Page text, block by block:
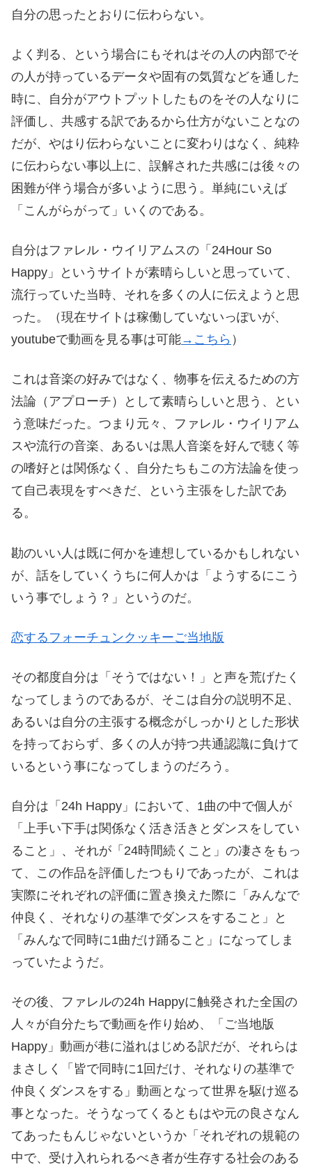
自分の思ったとおりに伝わらない。
よく判る、という場合にもそれはその人の内部でそ
の人が持っているデータや固有の気質などを通した
時に、自分がアウトプットしたものをその人なりに
評価し、共感する訳であるから仕方がないことなの
だが、やはり伝わらないことに変わりはなく、純粋
に伝わらない事以上に、誤解された共感には後々の
困難が伴う場合が多いように思う。単純にいえば
「こんがらがって」いくのである。
自分はファレル・ウイリアムスの「24Hour So
Happy」というサイトが素晴らしいと思っていて、
流行っていた当時、それを多くの人に伝えようと思
った。（現在サイトは稼働していないっぽいが、
youtubeで動画を見る事は可能→こちら ）
これは音楽の好みではなく、物事を伝えるための方
法論（アプローチ）として素晴らしいと思う、とい
う意味だった。つまり元々、ファレル・ウイリアム
スや流行の音楽、あるいは黒人音楽を好んで聴く等
の嗜好とは関係なく、自分たちもこの方法論を使っ
て自己表現をすべきだ、という主張をした訳であ
る。
勘のいい人は既に何かを連想しているかもしれない
が、話をしていくうちに何人かは「ようするにこう
いう事でしょう？」というのだ。
恋するフォーチュンクッキーご当地版
その都度自分は「そうではない！」と声を荒げたく
なってしまうのであるが、そこは自分の説明不足、
あるいは自分の主張する概念がしっかりとした形状
を持っておらず、多くの人が持つ共通認識に負けて
いるという事になってしまうのだろう。
自分は「24h Happy」において、1曲の中で個人が
「上手い下手は関係なく活き活きとダンスをしてい
ること」、それが「24時間続くこと」の凄さをもっ
て、この作品を評価したつもりであったが、これは
実際にそれぞれの評価に置き換えた際に「みんなで
仲良く、それなりの基準でダンスをすること」と
「みんなで同時に1曲だけ踊ること」になってしま
っていたようだ。
その後、ファレルの24h Happyに触発された全国の
人々が自分たちで動画を作り始め、「ご当地版
Happy」動画が巷に溢れはじめる訳だが、それらは
まさしく「皆で同時に1回だけ、それなりの基準で
仲良くダンスをする」動画となって世界を駆け巡る
事となった。そうなってくるともはや元の良さなん
てあったもんじゃないというか「それぞれの規範の
中で、受け入れられるべき者が生存する社会のある